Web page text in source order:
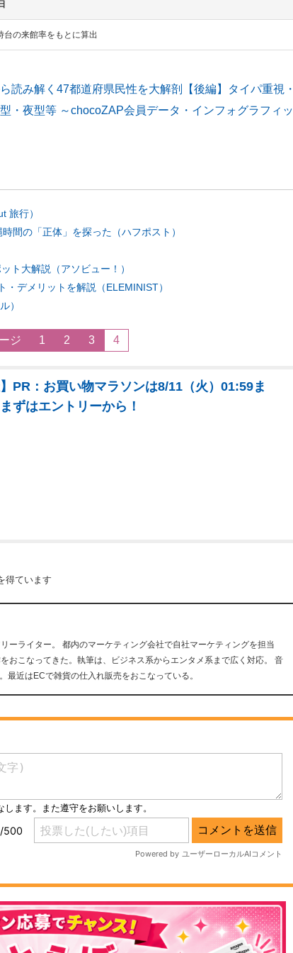
の来館率をもとに算出
読み解く47都道府県民性を大解剖【後編】タイパ重視・
・夜型等 ～chocoZAP会員データ・インフォグラフィッ
旅行）
間の「正体」を探った（ハフポスト）
ト大解説（アソビュー！）
デメリットを解説（ELEMINIST）
）
ジ 1 2 3 4
】PR：お買い物マラソンは8/11（火）01:59ま
ずはエントリーから！
得ています
ーライター。 都内のマーケティング会社で自社マーケティングを担当
おこなってきた。執筆は、ビジネス系からエンタメ系まで広く対応。 音
最近はECで雑貨の仕入れ販売をおこなっている。